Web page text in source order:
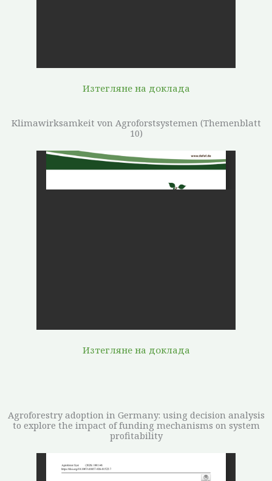
Изтегляне на доклада
Klimawirksamkeit von Agroforstsystemen (Themenblatt
10)
Изтегляне на доклада
Agroforestry adoption in Germany: using decision analysis
to explore the impact of funding mechanisms on system
profitability